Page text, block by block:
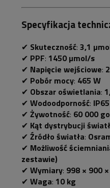
Specyfikacja
✔ Skuteczność: 3,1
✔ PPF: 1450 µmol/s
✔ Napięcie wejściowe:
✔ Pobór mocy: 465 W
✔ Obszar oświetlania:
✔ Wodoodporność: IP65
✔ Żywotność: 60 000
✔ Kąt dystrybucji
✔ Źródło światła:
✔ Możliwość
zestawie)
✔ Wymiary: 998 × 900
✔ Waga: 10 kg